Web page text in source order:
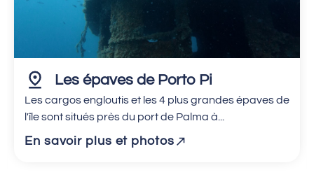
Les épaves de Porto Pi
Les cargos engloutis et les 4 plus grandes épaves de
l'île sont situés près du port de Palma à...
En savoir plus et photos